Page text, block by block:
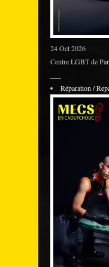
24 Oct 2026
Centre LGBT de
Réparation /